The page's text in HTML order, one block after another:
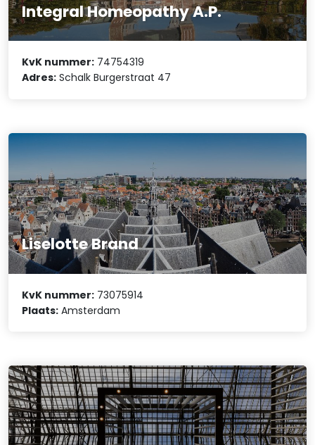
Integral Homeopathy A.P.
KvK nummer: 74754319
Adres: Schalk Burgerstraat 47
Liselotte Brand
KvK nummer: 73075914
Plaats: Amsterdam